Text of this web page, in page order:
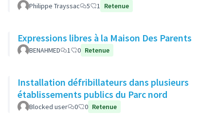
Philippe Trayssac 5 1 Retenue
Expressions libres à la Maison Des Parents
BENAHMED 1 0 Retenue
Installation défribillateurs dans plusieurs
établissements publics du Parc nord
Blocked user 0 0 Retenue